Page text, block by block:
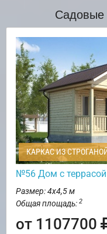
Садовые
КАРКАС ИЗ
№56 Дом с террасой
Размер: 4х4,5 м
Общая площадь: 2
от 1107700